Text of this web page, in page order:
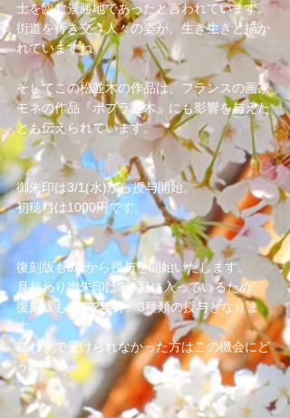
士を臨む景勝地であったと言われています。
街道を行き交う人々の姿が、生き生きと描か
れていますね。
そしてこの松並木の作品は、フランスの画家
モネの作品『ポプラ並木』にも影響を与えた
とも伝えられています。
御朱印は3/1(水)から授与開始。
初穂料は1000円です。
復刻版も3/1から授与を開始いたします。
月替わり御朱印は3年目に入っているため、
復刻版も過去2年分、3種類の授与となりま
す。
これまで受けられなかった方はこの機会にど
うぞ。